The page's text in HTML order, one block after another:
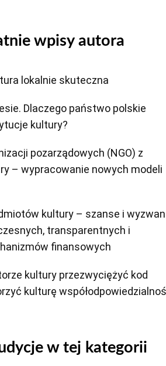
wpisy autora
lokalnie skuteczna
Dlaczego państwo polskie
kultury?
pozarządowych (NGO) z
– wypracowanie nowych modeli
kultury – szanse i
transparentnych i
finansowych
kultury przezwyciężyć kod
kulturę
w tej kategorii